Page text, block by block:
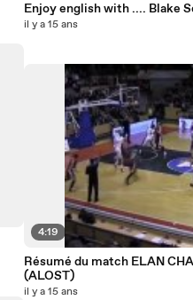
Enjoy english with .... Blake
il y a 15 ans
4:19
Résumé du match ELAN
(ALOST)
il y a 15 ans